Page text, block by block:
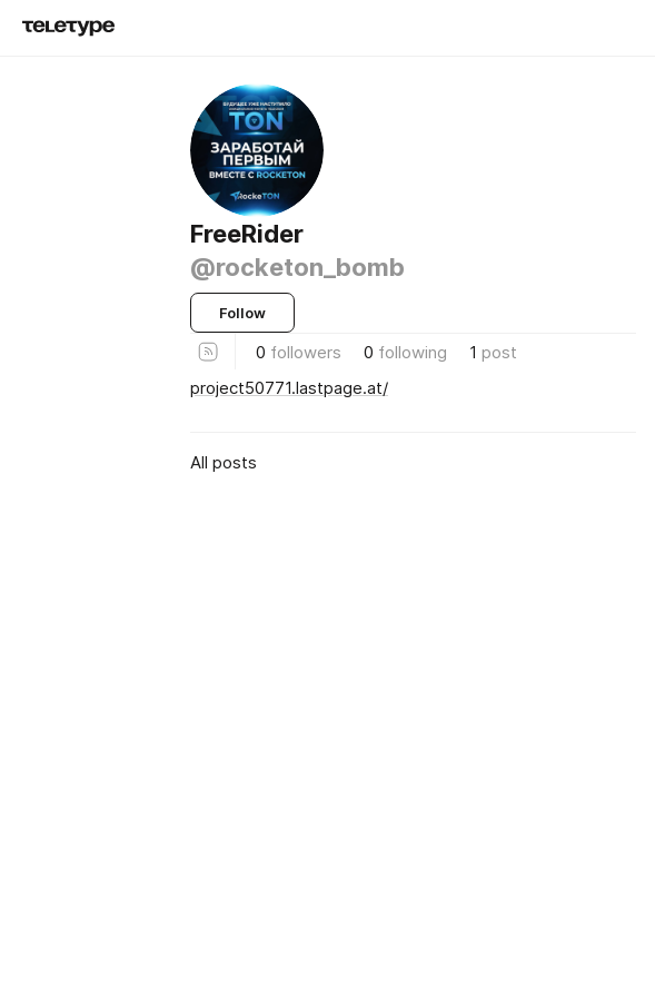
FreeRider
@rocketon_bomb
Follow
0 followers 0 following 1 post
project50771.lastpage.at/
All posts